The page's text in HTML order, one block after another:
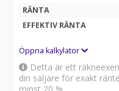
RÄNTA
EFFEKTIV RÄNTA
Öppna kalkylator
Detta är ett
din säljare för exakt
minst 20 %.